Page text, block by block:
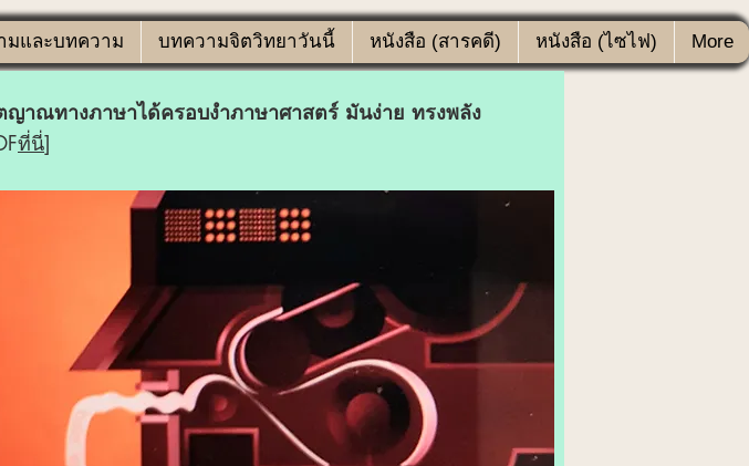
มและบทความ บทความจิตวิทยาวันนี้ หนังสือ (สารคดี) หนังสือ (ไซไฟ) More
ญาณทางภาษาได้ครอบงำภาษาศาสตร์ มันง่าย ทรงพลัง
ที่นี่]